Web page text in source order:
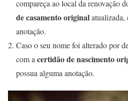
compareça ao local da renovação
de casamento originalatualizada,
anotação.
Caso o seu nome foi alterado por
com a certidão de nascimento
possua alguma anotação.